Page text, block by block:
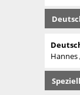
Hannes